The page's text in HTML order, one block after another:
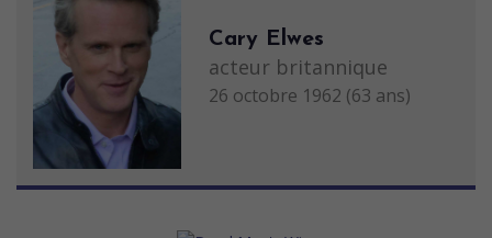
Cary Elwes
acteur britannique
26 octobre 1962 (63 ans)